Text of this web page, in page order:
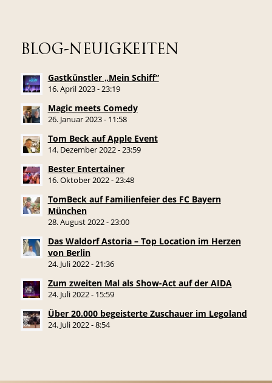
BLOG-NEUIGKEITEN
Gastkünstler „Mein Schiff“
16. April 2023 - 23:19
Magic meets Comedy
26. Januar 2023 - 11:58
Tom Beck auf Apple Event
14. Dezember 2022 - 23:59
Bester Entertainer
16. Oktober 2022 - 23:48
TomBeck auf Familienfeier des FC Bayern
München
28. August 2022 - 23:00
Das Waldorf Astoria – Top Location im Herzen
von Berlin
24. Juli 2022 - 21:36
Zum zweiten Mal als Show-Act auf der AIDA
24. Juli 2022 - 15:59
Über 20.000 begeisterte Zuschauer im Legoland
24. Juli 2022 - 8:54